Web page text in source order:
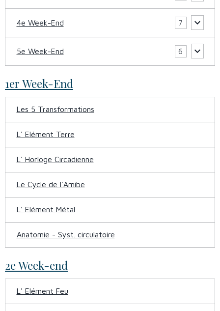
4e Week-End 7
5e Week-End 6
1er Week-End
Les 5 Transformations
L' Elément Terre
L' Horloge Circadienne
Le Cycle de l'Amibe
L' Elément Métal
Anatomie - Syst. circulatoire
2e Week-end
L' Elément Feu